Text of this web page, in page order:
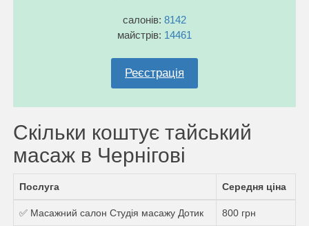
салонів: 8142
майстрів: 14461
Реєстрація
Скільки коштує тайський
масаж в Чернігові
Послуга Середня ціна
✅ Масажний салон Студія масажу Дотик 800 грн